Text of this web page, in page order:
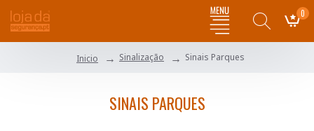
0
Inicio Sinalização Sinais Parques
SINAIS PARQUES